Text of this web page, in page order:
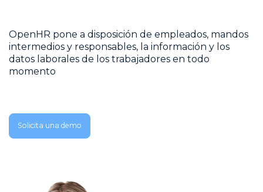
OpenHR pone a disposición de empleados, mandos
intermedios y responsables, la información y los
datos laborales de los trabajadores en todo
momento
Solicita una demo